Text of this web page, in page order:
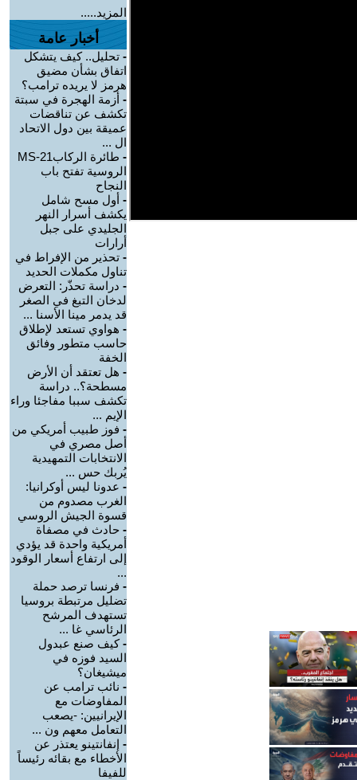
المزيد.....
أخبار عامة
- تحليل.. كيف يتشكل
اتفاق بشأن مضيق
هرمز لا يريده ترامب؟
- أزمة الهجرة في سبتة
تكشف عن تناقضات
عميقة بين دول الاتحاد
ال ...
-
طائرة الركابMS-21
الروسية تفتح باب
النجاح
- أول مسح شامل
يكشف أسرار النهر
الجليدي على جبل
أرارات
- تحذير من الإفراط في
تناول مكملات الحديد
- دراسة تحذّر: التعرض
لدخان التبغ في الصغر
قد يدمر مينا الأسنا ...
- هواوي تستعد لإطلاق
حاسب متطور وفائق
الخفة
- هل تعتقد أن الأرض
مسطحة؟.. دراسة
تكشف سببا مفاجئا وراء
الإيم ...
- فوز طبيب أمريكي من
أصل مصري في
الانتخابات التمهيدية
يُربك حس ...
- عدونا ليس أوكرانيا:
الغرب مصدوم من
قسوة الجيش الروسي
- حادث في مصفاة
أمريكية واحدة قد يؤدي
إلى ارتفاع أسعار الوقود
...
- فرنسا ترصد حملة
تضليل مرتبطة بروسيا
تستهدف المرشح
الرئاسي غا ...
-كيف صنع عبدول
السيد فوزه في
ميشيغان؟
- نائب ترامب عن
المفاوضات مع
الإيرانيين: -يصعب
التعامل معهم ون ...
- إنفانتينو يعتذر عن
الأخطاء مع بقائه رئيساً
للفيفا